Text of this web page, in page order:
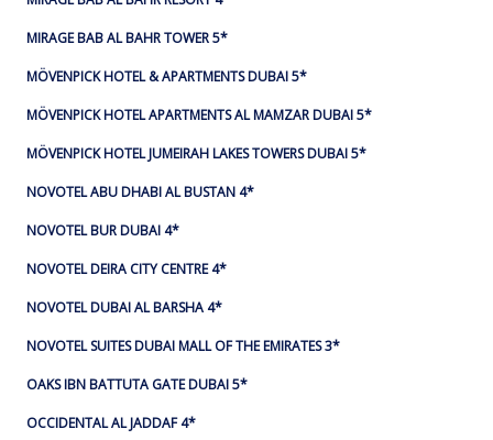
MIRAGE BAB AL BAHR TOWER 5*
MÖVENPICK HOTEL & APARTMENTS DUBAI 5*
MÖVENPICK HOTEL APARTMENTS AL MAMZAR DUBAI 5*
MÖVENPICK HOTEL JUMEIRAH LAKES TOWERS DUBAI 5*
NOVOTEL ABU DHABI AL BUSTAN 4*
NOVOTEL BUR DUBAI 4*
NOVOTEL DEIRA CITY CENTRE 4*
NOVOTEL DUBAI AL BARSHA 4*
NOVOTEL SUITES DUBAI MALL OF THE EMIRATES 3*
OAKS IBN BATTUTA GATE DUBAI 5*
OCCIDENTAL AL JADDAF 4*